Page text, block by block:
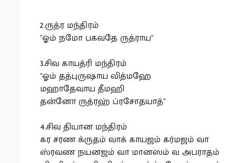
2.ருத்ர மந்திரம்
"ஓம் நமோ பகவதே ருத்ராய"
3.சிவ காயத்ரி மந்திரம்
"ஓம் தத்புருஷாய வித்மஹே
மஹாதேவாய தீமஹி
தன்னோ ருத்ரஹ் ப்ரசோதயாத்"
4.சிவ தியான மந்திரம்
கர சரண க்ருதம் வாக் காயஜம் கர்மஜம் வா
ஸ்ரவண நயனஜம் வா மானஸம் வ அபராதம்